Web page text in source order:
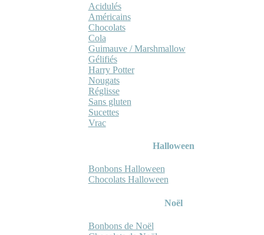
Acidulés
Américains
Chocolats
Cola
Guimauve / Marshmallow
Gélifiés
Harry Potter
Nougats
Réglisse
Sans gluten
Sucettes
Vrac
Halloween
Bonbons Halloween
Chocolats Halloween
Noël
Bonbons de Noël